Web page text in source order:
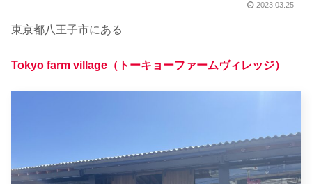
2023.03.25
東京都八王子市にある
Tokyo farm village（トーキョーファームヴィレッジ）